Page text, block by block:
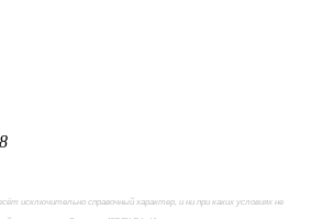
исключительно справочный характер, и ни при каких условиях не